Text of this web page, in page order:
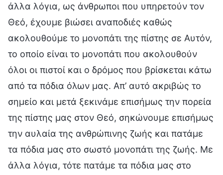
άλλα λόγια, ως άνθρωποι που υπηρετούν τον
Θεό, έχουμε βιώσει αναποδιές καθώς
ακολουθούμε το μονοπάτι της πίστης σε Αυτόν,
το οποίο είναι το μονοπάτι που ακολουθούν
όλοι οι πιστοί και ο δρόμος που βρίσκεται κάτω
από τα πόδια όλων μας. Απ’ αυτό ακριβώς το
σημείο και μετά ξεκινάμε επισήμως την πορεία
της πίστης μας στον Θεό, σηκώνουμε επισήμως
την αυλαία της ανθρώπινης ζωής και πατάμε
τα πόδια μας στο σωστό μονοπάτι της ζωής. Με
άλλα λόγια, τότε πατάμε τα πόδια μας στο